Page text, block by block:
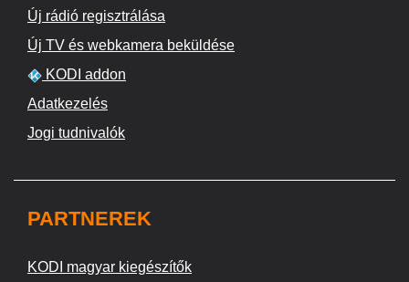
Új rádió regisztrálása
Új TV és webkamera beküldése
KODI addon
Adatkezelés
Jogi tudnivalók
PARTNEREK
KODI magyar kiegészítők